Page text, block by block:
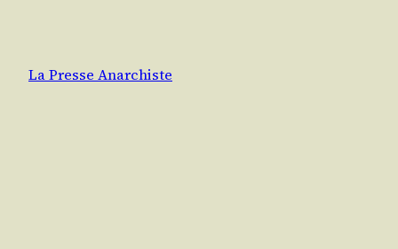
La Presse Anarchiste